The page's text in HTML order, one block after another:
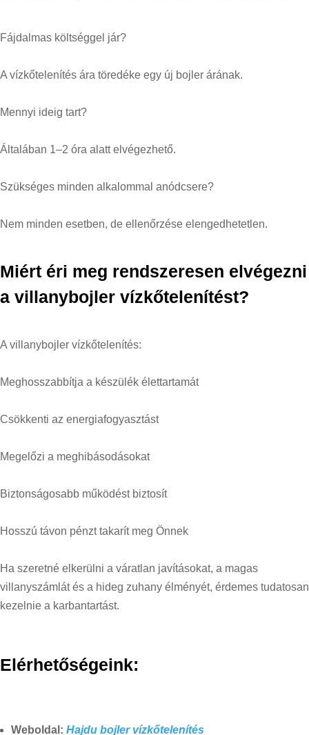
Fájdalmas költséggel jár?
A vízkőtelenítés ára töredéke egy új bojler árának.
Mennyi ideig tart?
Általában 1–2 óra alatt elvégezhető.
Szükséges minden alkalommal anódcsere?
Nem minden esetben, de ellenőrzése elengedhetetlen.
Miért éri meg rendszeresen elvégezni
a villanybojler vízkőtelenítést?
A villanybojler vízkőtelenítés:
Meghosszabbítja a készülék élettartamát
Csökkenti az energiafogyasztást
Megelőzi a meghibásodásokat
Biztonságosabb működést biztosít
Hosszú távon pénzt takarít meg Önnek
Ha szeretné elkerülni a váratlan javításokat, a magas
villanyszámlát és a hideg zuhany élményét, érdemes tudatosan
kezelnie a karbantartást.
Elérhetőségeink:
Weboldal: Hajdu bojler vízkőtelenítés